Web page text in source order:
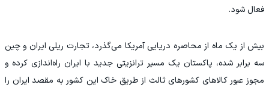
فعال شود.
بیش از یک ماه از محاصره دریایی آمریکا می‌گذرد، تجارت ریلی ایران و چین
سه برابر شده، پاکستان یک مسیر ترانزیتی جدید با ایران راه‌اندازی کرده و
مجوز عبور کالاهای کشورهای ثالث از طریق خاک این کشور به مقصد ایران را